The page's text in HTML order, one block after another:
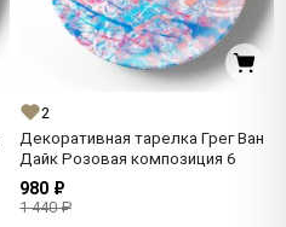
2
Декоративная тарелка Грег Ван
Дайк Розовая композиция 6
980 ₽
1 440 ₽